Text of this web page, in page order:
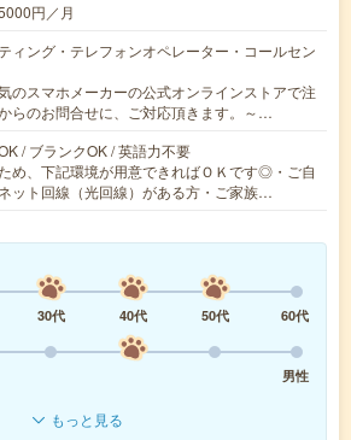
円／月
ィング・テレフォンオペレーター・コールセン
のスマホメーカーの公式オンラインストアで注
らのお問合せに、ご対応頂きます。～…
/ ブランクOK / 英語力不要
め、下記環境が用意できればＯＫです◎・ご自
ット回線（光回線）がある方・ご家族…
30代 40代 50代
60代
男性
もっと見る